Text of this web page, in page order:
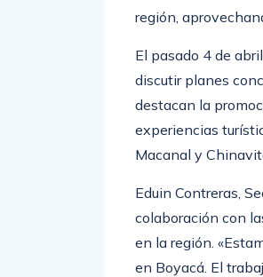
región,
El pasado 4 de
discutir planes
destacan la
experiencias
Macanal y
Eduin Contreras,
colaboración con
en la región.
en Boyacá. El